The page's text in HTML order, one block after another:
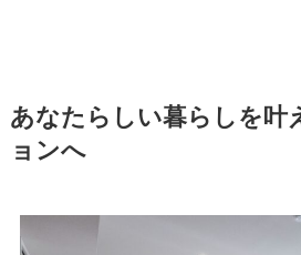
あなたらしい暮らしを叶
ョンへ